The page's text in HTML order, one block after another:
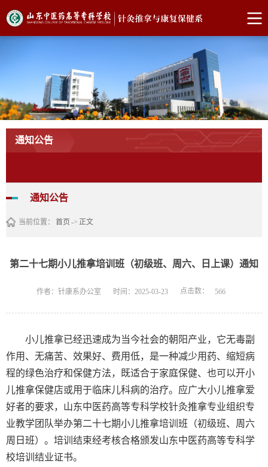
通知公告
通知公告
当前位置： 首页 -> 正文
第二十七期小儿推拿培训班（初级班、周六、日上课）通知
作者：针康系办公室 时间：2025-03-23 点击数： 566
小儿推拿已经迅速成为当今社会的朝阳产业，它无毒副
作用、无痛苦、效果好、费用低，是一种减少用药、缩短病
程的绿色治疗和保健方法，既适合于家庭保健、也可以开小
儿推拿保健店或用于临床儿科病的治疗。应广大小儿推拿爱
好者的要求，山东中医药高等专科学校针灸推拿专业组织专
业教学团队举办第二十七期小儿推拿培训班（初级班、 周六
周日班）。培训结束经考核合格颁发山东中医药高等专科学
校培训结业证书。